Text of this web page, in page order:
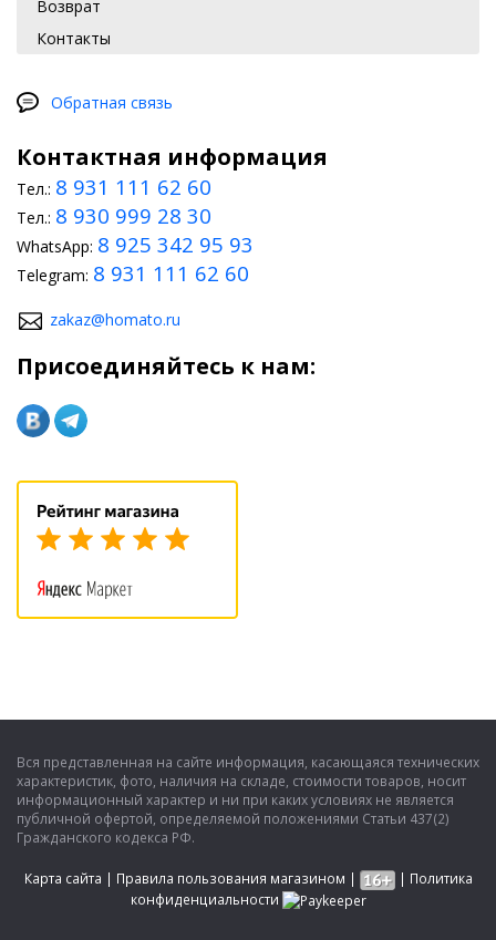
Возврат
Контакты
Обратная связь
Контактная информация
Тел.: 8 931 111 62 60
Тел.: 8 930 999 28 30
WhatsApp: 8 925 342 95 93
Telegram: 8 931 111 62 60
zakaz@homato.ru
Присоединяйтесь к нам:
Вся представленная на сайте информация, касающаяся технических
характеристик, фото, наличия на складе, стоимости товаров, носит
информационный характер и ни при каких условиях не является
публичной офертой, определяемой положениями Статьи 437(2)
Гражданского кодекса РФ.
Карта сайта | Правила пользования магазином | | Политика
конфиденциальности